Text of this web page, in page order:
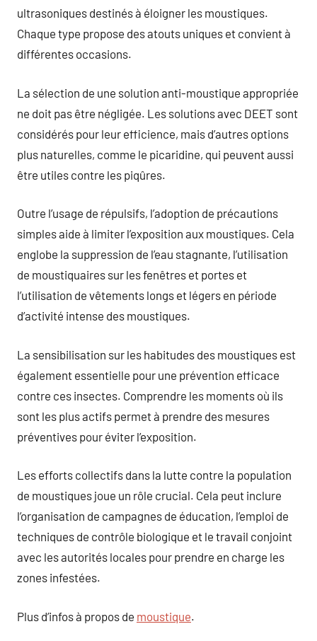
ultrasoniques destinés à éloigner les moustiques.
Chaque type propose des atouts uniques et convient à
différentes occasions.
La sélection de une solution anti-moustique appropriée
ne doit pas être négligée. Les solutions avec DEET sont
considérés pour leur efficience, mais d’autres options
plus naturelles, comme le picaridine, qui peuvent aussi
être utiles contre les piqûres.
Outre l’usage de répulsifs, l’adoption de précautions
simples aide à limiter l’exposition aux moustiques. Cela
englobe la suppression de l’eau stagnante, l’utilisation
de moustiquaires sur les fenêtres et portes et
l’utilisation de vêtements longs et légers en période
d’activité intense des moustiques.
La sensibilisation sur les habitudes des moustiques est
également essentielle pour une prévention efficace
contre ces insectes. Comprendre les moments où ils
sont les plus actifs permet à prendre des mesures
préventives pour éviter l’exposition.
Les efforts collectifs dans la lutte contre la population
de moustiques joue un rôle crucial. Cela peut inclure
l’organisation de campagnes de éducation, l’emploi de
techniques de contrôle biologique et le travail conjoint
avec les autorités locales pour prendre en charge les
zones infestées.
Plus d’infos à propos de moustique.